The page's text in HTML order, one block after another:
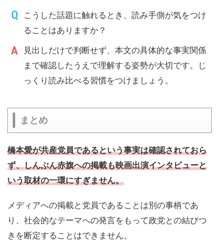
こうした話題に触れるとき、読み手側が気をつけ
ることはありますか？
見出しだけで判断せず、本文の具体的な事実関係
まで確認したうえで理解する姿勢が大切です。じ
っくり読み比べる習慣をつけましょう。
まとめ
橋本愛が共産党員であるという事実は確認されておら
ず、しんぶん赤旗への掲載も映画出演インタビューと
いう取材の一環にすぎません。
メディアへの掲載と党員であることは別の事柄であ
り、社会的なテーマへの発言をもって政党との結びつ
きを断定することはできません。